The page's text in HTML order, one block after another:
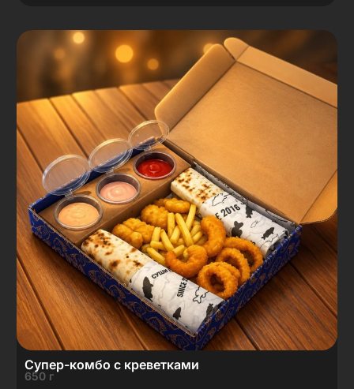
Супер-комбо с креветками
650 г